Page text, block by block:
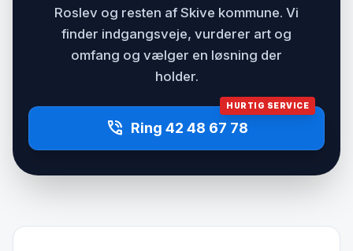
Roslev og resten af Skive kommune. Vi
finder indgangsveje, vurderer art og
omfang og vælger en løsning der
holder.
HURTIG SERVICE
phone_in_talk Ring 42 48 67 78